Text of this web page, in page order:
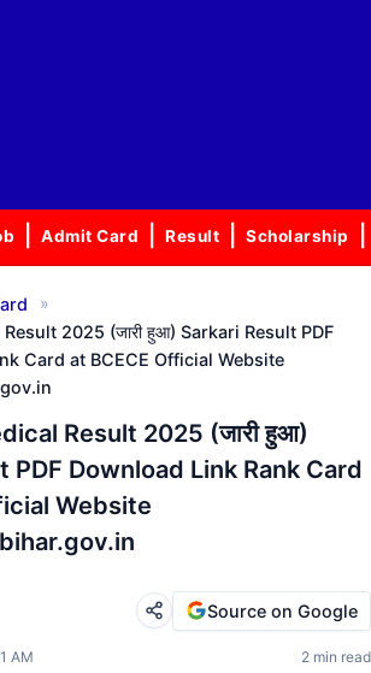
Admit Card Result Scholarship
»
2025 (जारी हुआ) Sarkari Result PDF
Card at BCECE Official Website
Result 2025 (जारी हुआ)
PDF Download Link Rank Card
Website
AM 2 min read
Source on Google